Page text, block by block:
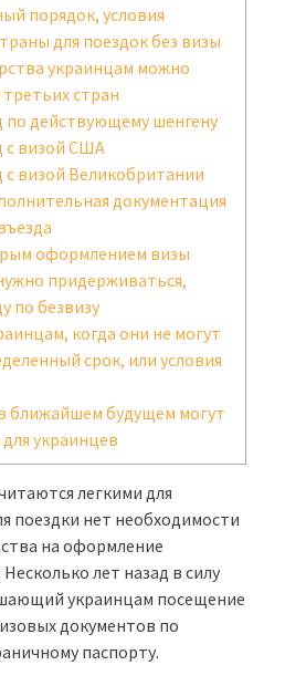
порядок, условия
для поездок без визы
украинцам можно
стран
по действующему шенгену
с визой США
с визой Великобритании
документация
оформлением визы
придерживаться,
по безвизу
когда они не могут
срок, или условия
ближайшем будущем могут
украинцев
легкими для
поездки нет необходимости
на оформление
лет назад в силу
украинцам посещение
документов по
паспорту.